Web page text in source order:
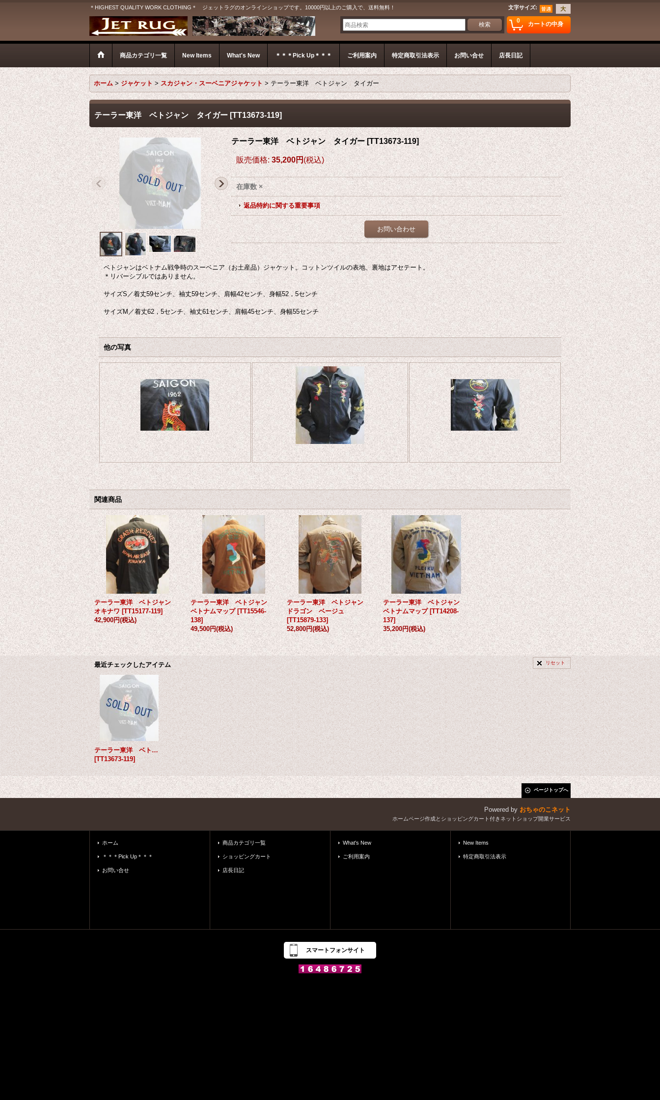
＊HIGHEST QUALITY WORK CLOTHING＊ ジェットラグのオンラインショップです。10000円以上のご購入で、送料無料！ 文字サイズ:
0 カートの中身
商品カテゴリ一覧 New Items What's New ＊＊＊Pick Up＊＊＊ ご利用案内 特定商取引法表示 お問い合せ 店長日記
ホーム > ジャケット > スカジャン・スーベニアジャケット > テーラー東洋 ベトジャン タイガー
テーラー東洋 ベトジャン タイガー [TT13673-119]
テーラー東洋 ベトジャン タイガー [TT13673-119]
販売価格: 35,200円(税込)
在庫数 ×
返品特約に関する重要事項
お問い合わせ
ベトジャンはベトナム戦争時のスーベニア（お土産品）ジャケット。コットンツイルの表地、裏地はアセテート。
＊リバーシブルではありません。
サイズS／着丈59センチ、袖丈59センチ、肩幅42センチ、身幅52，5センチ
サイズM／着丈62，5センチ、袖丈61センチ、肩幅45センチ、身幅55センチ
他の写真
関連商品
テーラー東洋 ベトジャン
オキナワ [TT15177-119]
42,900円(税込)
テーラー東洋 ベトジャン
ベトナムマップ [TT15546-
138]
49,500円(税込)
テーラー東洋 ベトジャン
ドラゴン ベージュ
[TT15879-133]
52,800円(税込)
テーラー東洋 ベトジャン
ベトナムマップ [TT14208-
137]
35,200円(税込)
最近チェックしたアイテム リセット
テーラー東洋 ベトジャン タイガー
[TT13673-119]
ページトップへ
Powered by おちゃのこネット
ホームページ作成とショッピングカート付きネットショップ開業サービス
ホーム
＊＊＊Pick Up＊＊＊
お問い合せ
商品カテゴリ一覧
ショッピングカート
店長日記
What's New
ご利用案内
New Items
特定商取引法表示
スマートフォンサイト